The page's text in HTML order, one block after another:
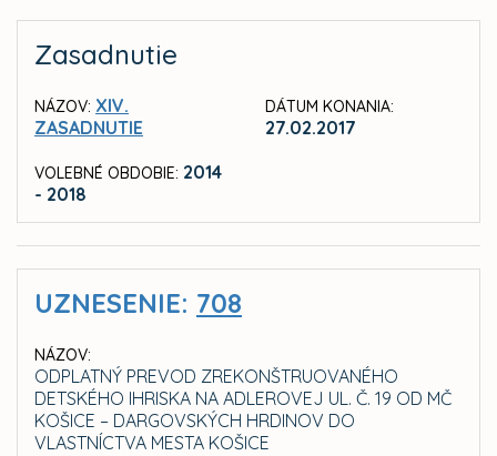
Zasadnutie
NÁZOV: XIV.
ZASADNUTIE
VOLEBNÉ OBDOBIE: 2014
- 2018
DÁTUM KONANIA:
27.02.2017
UZNESENIE: 708
NÁZOV:
ODPLATNÝ PREVOD ZREKONŠTRUOVANÉHO
DETSKÉHO IHRISKA NA ADLEROVEJ UL. Č. 19 OD MČ
KOŠICE – DARGOVSKÝCH HRDINOV DO
VLASTNÍCTVA MESTA KOŠICE